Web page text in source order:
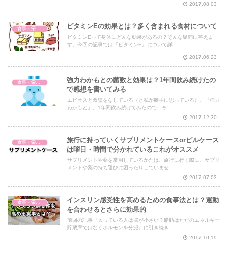
2017.08.03
食事・栄養・サプリ ビタミンEの効果とは？多く含まれる食材について
ビタミンEって身体にどんな効果があるの？そんな疑問に答えま
す。今回の記事では『ビタミンE』について詳...
2017.06.23
食事・栄養・サプリ
強力わかもとの菌数と効果は？1年間飲み続けたの
で感想を書いてみる
エビオスと双璧をなしている（と私が勝手に思っている）、『強力
わかもと』。1年間飲み続けてみたので、そ...
2017.12.30
食事・栄養・サプリ
旅行に持っていくサプリメントケースorピルケース
は曜日・時間で分かれているこれがオススメ
サプリメントや薬を常用しているかたは、旅行に行く際に、サプリ
メントや薬の持ち運びに困ったりしていませ...
2017.07.03
インスリン感受性を高めるための食事法とは？運動
を合わせるとさらに効果的
前回の記事『太っている人は脳が小さい？脂肪はただのエネルギー
貯蔵庫ではなくホルモンを分泌』に引き続き...
2017.10.19